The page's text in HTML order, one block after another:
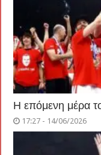
Η επόμενη μέρα
17:27 - 14/06/2026